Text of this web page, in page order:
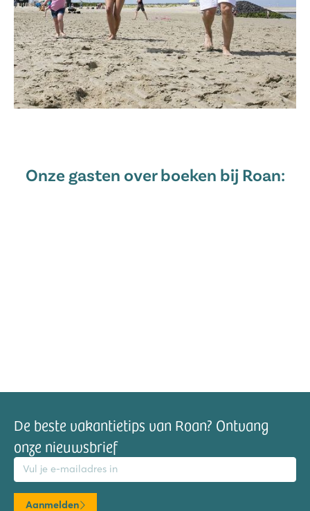
Onze gasten over boeken bij Roan:
De beste vakantietips van Roan? Ontvang
onze nieuwsbrief
Aanmelden